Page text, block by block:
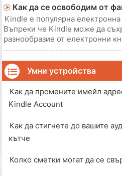
Материалите за четене се
памет на Kindle. Ако искате да
на вашия материал за четене
Как да се освободим от
Kindle е популярна
Въпреки че Kindle може да
разнообразие от електронни
това колко книги можете да
Можете да освободите място
изтриете стари файлове. Ако
магазина
Умни устройства
Как да промените имейл
Kindle Account
Как да стигнете до вашите
кътче
Колко сметки могат да се